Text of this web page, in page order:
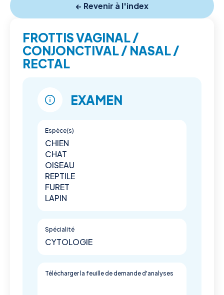
← Revenir à l'index
FROTTIS VAGINAL /
CONJONCTIVAL / NASAL /
RECTAL
EXAMEN
Espèce(s)
CHIEN
CHAT
OISEAU
REPTILE
FURET
LAPIN
Spécialité
CYTOLOGIE
Télécharger la feuille de demande d'analyses